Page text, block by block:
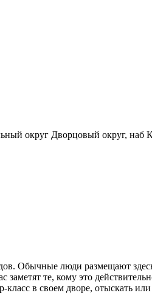
округ Дворцовый округ, наб
Обычные люди размещают
заметят те, кому это
класс в своем дворе, отыскать